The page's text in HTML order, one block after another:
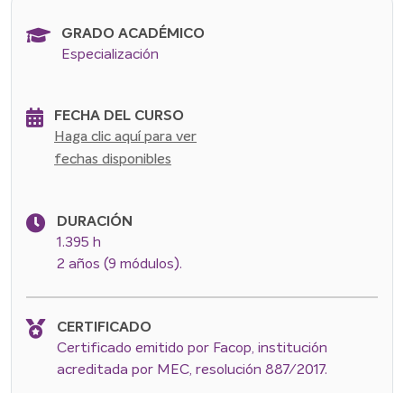
GRADO ACADÉMICO
Especialización
FECHA DEL CURSO
Haga clic aquí para ver
fechas disponibles
DURACIÓN
1.395 h
2 años (9 módulos).
CERTIFICADO
Certificado emitido por Facop, institución
acreditada por MEC, resolución 887/2017.